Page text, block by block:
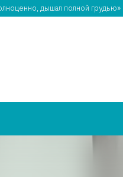
дышал полной грудью»